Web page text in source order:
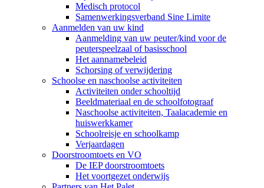
Medisch protocol
Samenwerkingsverband Sine Limite
Aanmelden van uw kind
Aanmelding van uw peuter/kind voor de
peuterspeelzaal of basisschool
Het aannamebeleid
Schorsing of verwijdering
Schoolse en naschoolse activiteiten
Activiteiten onder schooltijd
Beeldmateriaal en de schoolfotograaf
Naschoolse activiteiten, Taalacademie en
huiswerkkamer
Schoolreisje en schoolkamp
Verjaardagen
Doorstroomtoets en VO
De IEP doorstroomtoets
Het voortgezet onderwijs